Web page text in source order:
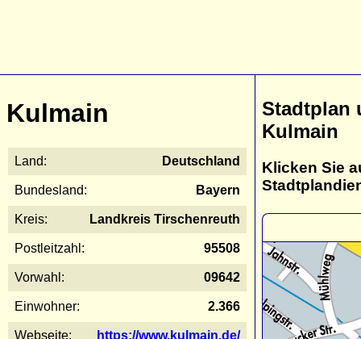
Kulmain
Land: Deutschland
Bundesland: Bayern
Kreis: Landkreis Tirschenreuth
Postleitzahl: 95508
Vorwahl: 09642
Einwohner: 2.366
Webseite: https://www.kulmain.de/
Stadtplan
Kulmain
Klicken Sie